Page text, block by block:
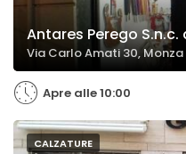
Antares Perego
Via Carlo Amati 30, Monza
Apre alle 10:00
CALZATURE